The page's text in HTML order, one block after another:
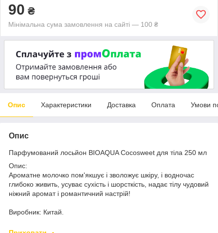
90 ₴
Мінімальна сума замовлення на сайті — 100 ₴
Опис Характеристики Доставка Оплата Умови
Опис
Парфумований лосьйон BIOAQUA Cocosweet для тіла 250 мл
Опис:
Ароматне молочко пом'якшує і зволожує шкіру, і водночас
глибоко живить, усуває сухість і шорсткість, надає тілу чудовий
ніжний аромат і романтичний настрій!
Виробник: Китай.